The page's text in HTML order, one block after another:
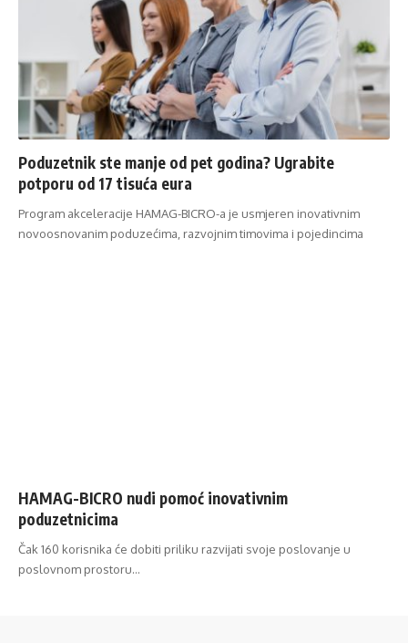
Poduzetnik ste manje od pet godina? Ugrabite
potporu od 17 tisuća eura
Program akceleracije HAMAG-BICRO-a je usmjeren inovativnim
novoosnovanim poduzećima, razvojnim timovima i pojedincima
HAMAG-BICRO nudi pomoć inovativnim
poduzetnicima
Čak 160 korisnika će dobiti priliku razvijati svoje poslovanje u
poslovnom prostoru…